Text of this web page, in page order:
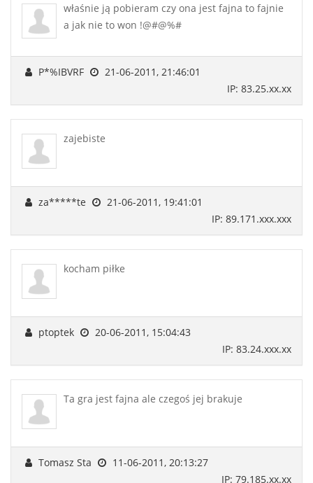
właśnie ją pobieram czy ona jest fajna to fajnie
a jak nie to won !@#@%#
P*%IBVRF
21-06-2011, 21:46:01
IP: 83.25.xx.xx
zajebiste
za*****te
21-06-2011, 19:41:01
IP: 89.171.xxx.xxx
kocham piłke
ptoptek
20-06-2011, 15:04:43
IP: 83.24.xxx.xx
Ta gra jest fajna ale czegoś jej brakuje
Tomasz Sta
11-06-2011, 20:13:27
IP: 79.185.xx.xx